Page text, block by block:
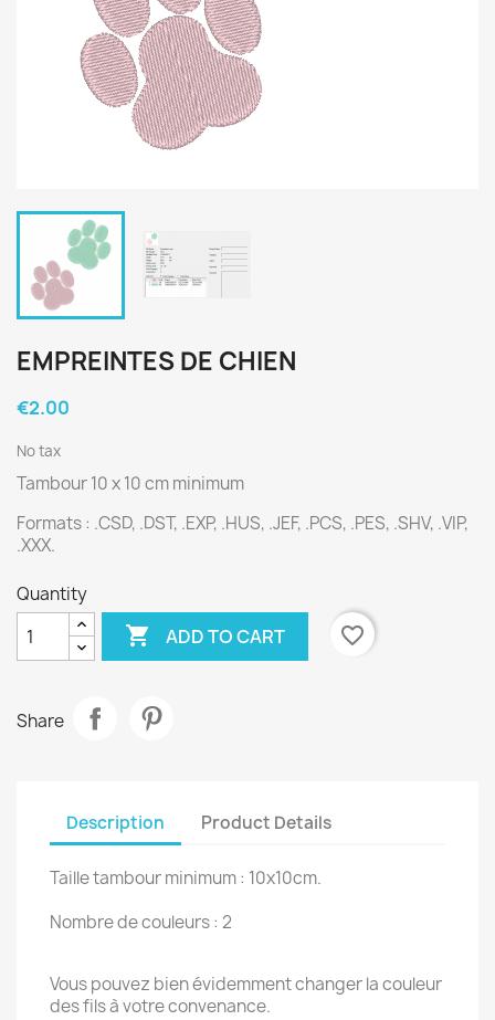
EMPREINTES DE CHIEN
€2.00
No tax
Tambour 10 x 10 cm minimum
Formats : .CSD, .DST, .EXP, .HUS, .JEF, .PCS, .PES, .SHV, .VIP,
.XXX.
Quantity
 ADD TO CART favorite_border
Share
Description Product Details
Taille tambour minimum : 10x10cm.
Nombre de couleurs : 2
Vous pouvez bien évidemment changer la couleur
des fils à votre convenance.